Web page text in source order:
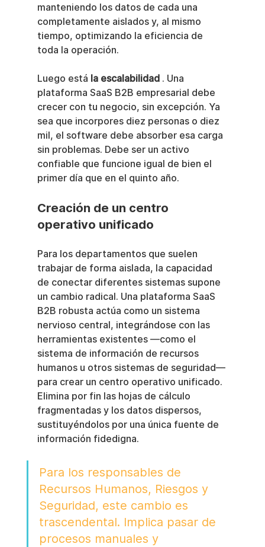
manteniendo los datos de cada una
completamente aislados y, al mismo
tiempo, optimizando la eficiencia de
toda la operación.
Luego está la escalabilidad . Una
plataforma SaaS B2B empresarial debe
crecer con tu negocio, sin excepción. Ya
sea que incorpores diez personas o diez
mil, el software debe absorber esa carga
sin problemas. Debe ser un activo
confiable que funcione igual de bien el
primer día que en el quinto año.
Creación de un centro
operativo unificado
Para los departamentos que suelen
trabajar de forma aislada, la capacidad
de conectar diferentes sistemas supone
un cambio radical. Una plataforma SaaS
B2B robusta actúa como un sistema
nervioso central, integrándose con las
herramientas existentes —como el
sistema de información de recursos
humanos u otros sistemas de seguridad—
para crear un centro operativo unificado.
Elimina por fin las hojas de cálculo
fragmentadas y los datos dispersos,
sustituyéndolos por una única fuente de
información fidedigna.
Para los responsables de
Recursos Humanos, Riesgos y
Seguridad, este cambio es
trascendental. Implica pasar de
procesos manuales y